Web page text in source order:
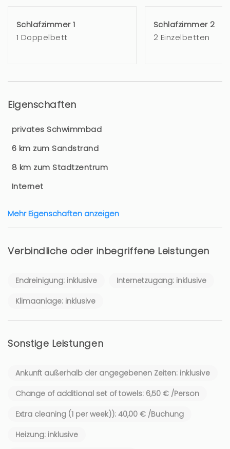
Schlafzimmer 1
1 Doppelbett
Schlafzimmer 2
2 Einzelbetten
Eigenschaften
privates Schwimmbad
6 km zum Sandstrand
8 km zum Stadtzentrum
Internet
Mehr Eigenschaften anzeigen
Verbindliche oder inbegriffene Leistungen
Endreinigung: inklusive
Internetzugang: inklusive
Klimaanlage: inklusive
Sonstige Leistungen
Ankunft außerhalb der angegebenen Zeiten: inklusive
Change of additional set of towels: 6,50 € /Person
Extra cleaning (1 per week)): 40,00 € /Buchung
Heizung: inklusive